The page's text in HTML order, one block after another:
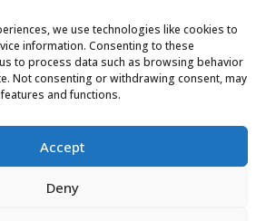
we use technologies like cookies to
information. Consenting to these
to process data such as browsing behavior
Not consenting or withdrawing consent, may
and functions.
Accept
Deny
00:35
1